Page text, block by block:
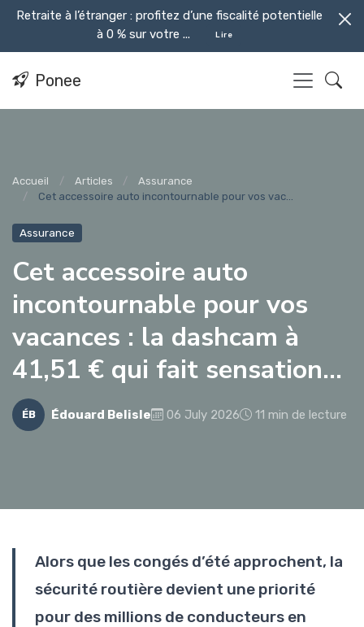
Retraite à l’étranger : profitez d’une fiscalité potentielle
à 0 % sur votre ...
Lire
Ponee
Accueil Articles
Assurance
Cet accessoire auto incontournable pour vos vac...
Assurance
Cet accessoire auto
incontournable pour vos
vacances : la dashcam à
41,51 € qui fait sensation…
ÉB Édouard Belisle 06 July 2026 11 min de lecture
Alors que les congés d’été approchent, la
sécurité routière devient une priorité
pour des millions de conducteurs en